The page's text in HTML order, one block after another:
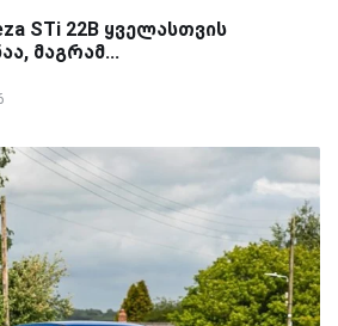
STi 22B ყველასთვის
მაგრამ...